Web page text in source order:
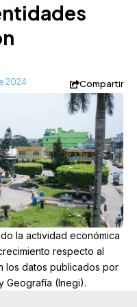
2024 Compartir
la actividad económica
respecto al
los datos publicados por
Geografía (Inegi).